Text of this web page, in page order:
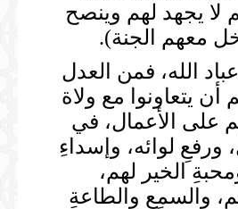
لا يجهد لهم وينصح
معهم الجنة).
عباد الله، فمن العدل
أن يتعاونوا مع ولاة
على الأعمال، في
ورفعِ لوائه، وإسداءِ
الخير لهم،
والسمعِ والطاعةِ